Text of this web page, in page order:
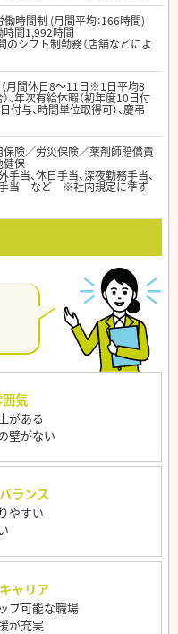
時間制 (月間平均：166時間)
間1,992時間
シフト制勤務（店舗などによ
月間休日8～11日※1日平均8
、年次有給休暇（初年度10日付
付与、時間単位取得可）、慶弔
険／労災保険／薬剤師賠償責
健保
手当、休日手当、深夜勤務手当、
手当 など ※社内規定に準ず
気
がある
壁がない
ランス
やすい
ャリア
プ可能な職場
が充実